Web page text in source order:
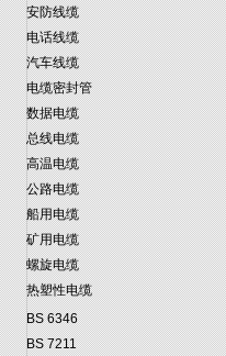
安防线缆
电话线缆
汽车线缆
电缆密封管
数据电缆
总线电缆
高温电缆
公路电缆
船用电缆
矿用电缆
螺旋电缆
热塑性电缆
BS 6346
BS 7211